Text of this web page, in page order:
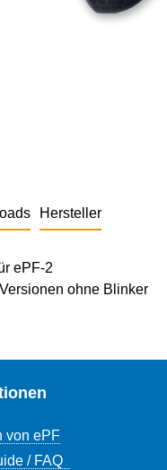
Hersteller
ePF-2
ohne Blinker
von ePF
/ FAQ